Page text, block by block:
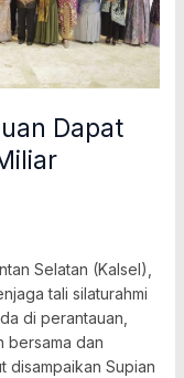
Dapat
Selatan (Kalsel),
tali silaturahmi
di perantauan,
bersama dan
disampaikan Supian